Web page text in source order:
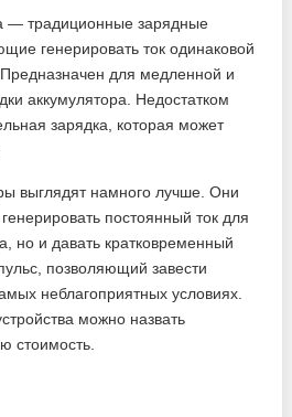
— традиционные зарядные
генерировать ток одинаковой
для медленной и
аккумулятора. Недостатком
зарядка, которая может
выглядят намного лучше. Они
постоянный ток для
но и давать кратковременный
позволяющий завести
неблагоприятных условиях.
можно назвать
стоимость.